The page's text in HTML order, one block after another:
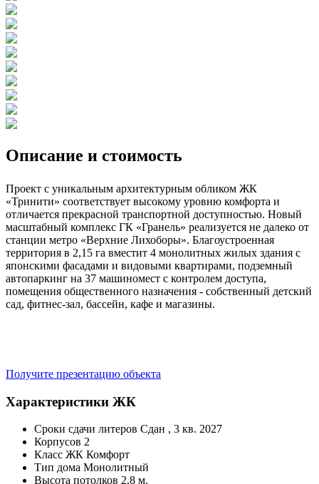
Описание и стоимость
Проект с уникальным архитектурным обликом ЖК
«Тринити» соответствует высокому уровню комфорта и
отличается прекрасной транспортной доступностью. Новый
масштабный комплекс ГК «Гранель» реализуется не далеко от
станции метро «Верхние Лихоборы». Благоустроенная
территория в 2,15 га вместит 4 монолитных жилых здания с
японскими фасадами и видовыми квартирами, подземный
автопаркинг на 37 машиномест с контролем доступа,
помещения общественного назначения - собственный детский
сад, фитнес-зал, бассейн, кафе и магазины.
Получите презентацию объекта
Характеристики ЖК
Сроки сдачи литеров Сдан , 3 кв. 2027
Корпусов 2
Класс ЖК Комфорт
Тип дома Монолитный
Высота потолков 2,8 м.